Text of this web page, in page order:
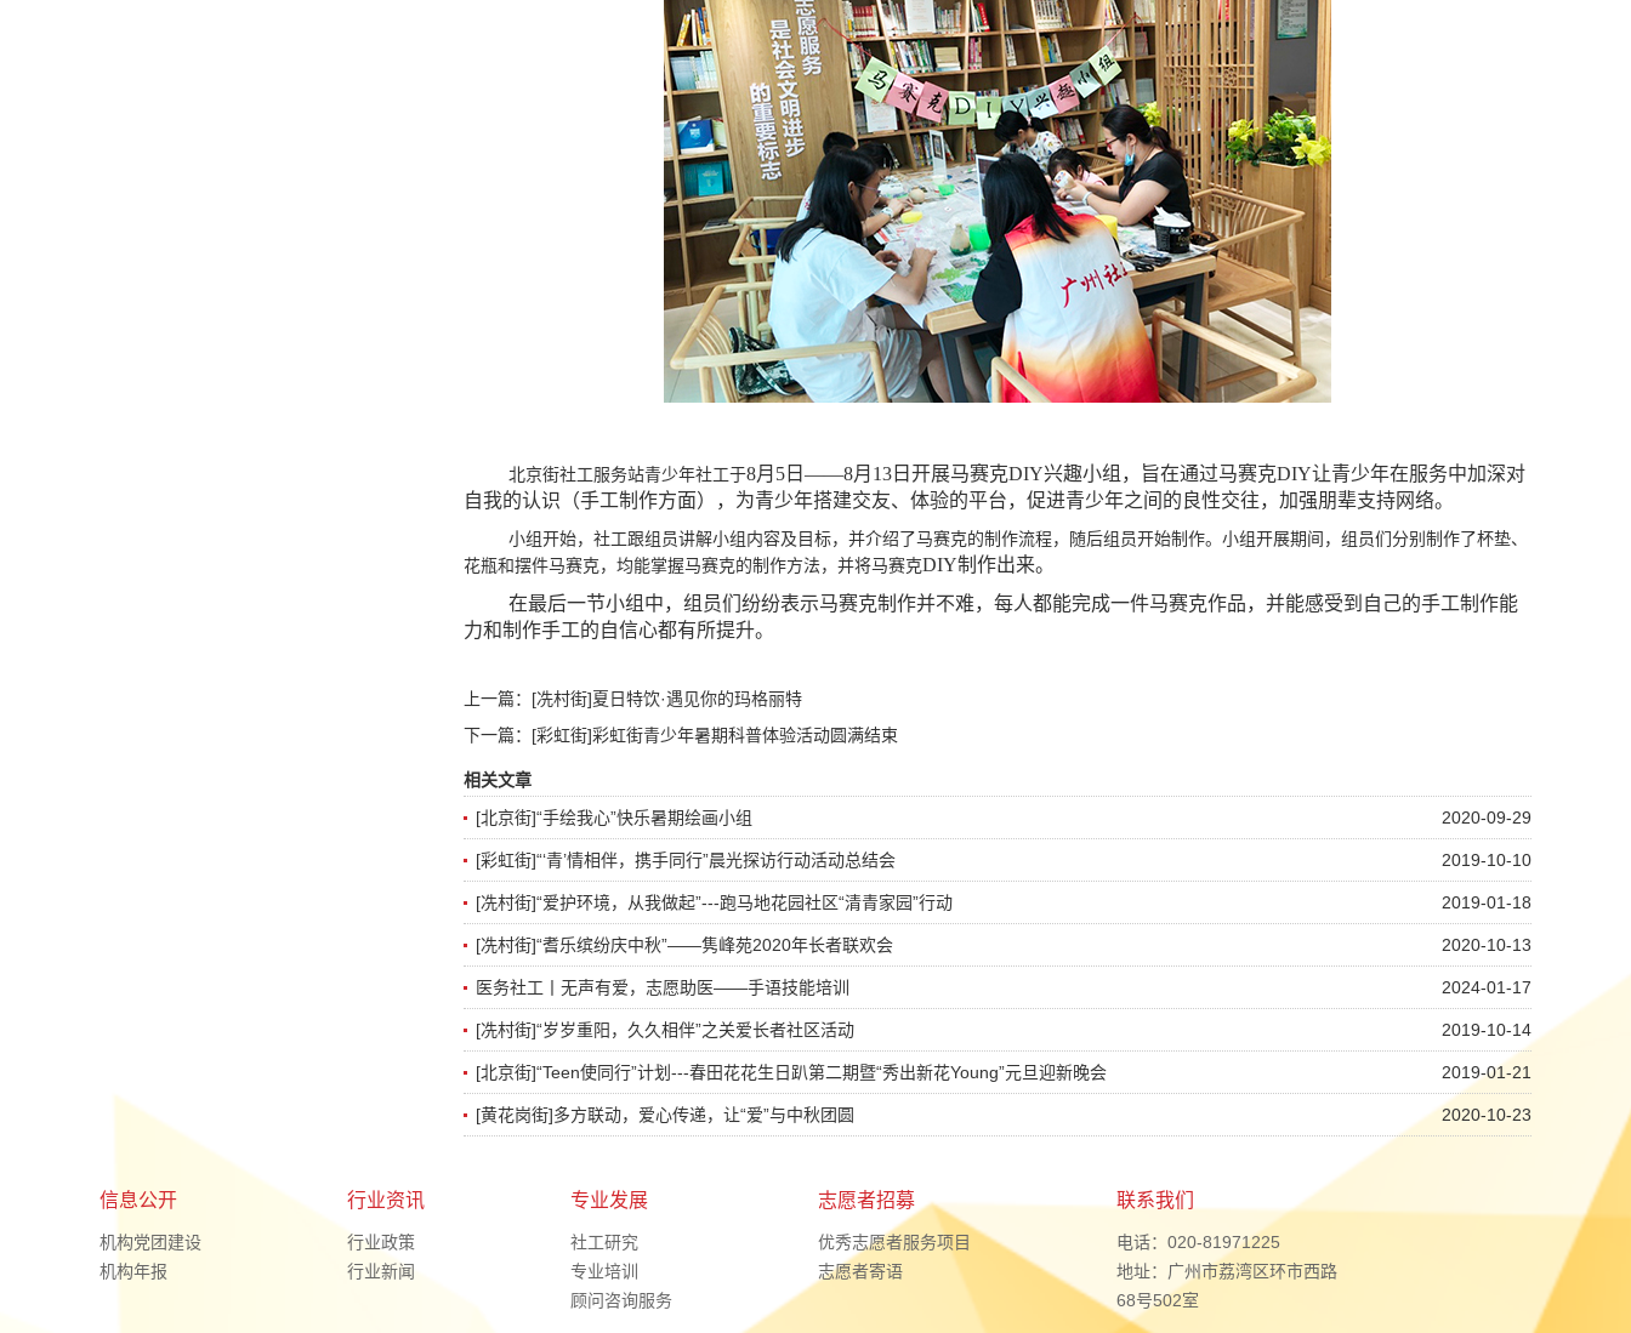
北京街社工服务站青少年社工于8月5日——8月13日开展马赛克DIY兴趣小组，旨在通过马赛克DIY让青少年在服务中加深对
自我的认识（手工制作方面），为青少年搭建交友、体验的平台，促进青少年之间的良性交往，加强朋辈支持网络。
小组开始，社工跟组员讲解小组内容及目标，并介绍了马赛克的制作流程，随后组员开始制作。小组开展期间，组员们分别制作了杯垫、
花瓶和摆件马赛克，均能掌握马赛克的制作方法，并将马赛克DIY制作出来。
在最后一节小组中，组员们纷纷表示马赛克制作并不难，每人都能完成一件马赛克作品，并能感受到自己的手工制作能
力和制作手工的自信心都有所提升。
上一篇： [冼村街]夏日特饮·遇见你的玛格丽特
下一篇： [彩虹街]彩虹街青少年暑期科普体验活动圆满结束
相关文章
2020-09-29
[北京街]“手绘我心”快乐暑期绘画小组
2019-10-10
[彩虹街]“‘青’情相伴，携手同行”晨光探访行动活动总结会
2019-01-18
[冼村街]“爱护环境，从我做起”---跑马地花园社区“清青家园”行动
2020-10-13
[冼村街]“耆乐缤纷庆中秋”——隽峰苑2020年长者联欢会
2024-01-17
医务社工丨无声有爱，志愿助医——手语技能培训
2019-10-14
[冼村街]“岁岁重阳，久久相伴”之关爱长者社区活动
2019-01-21
[北京街]“Teen使同行”计划---春田花花生日趴第二期暨“秀出新花Young”元旦迎新晚会
2020-10-23
[黄花岗街]多方联动，爱心传递，让“爱”与中秋团圆
信息公开
机构党团建设
机构年报
行业资讯
行业政策
行业新闻
专业发展
社工研究
专业培训
顾问咨询服务
志愿者招募
优秀志愿者服务项目
志愿者寄语
联系我们
电话：020-81971225
地址：广州市荔湾区环市西路
68号502室